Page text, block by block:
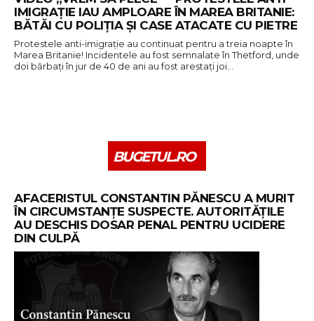
IMIGRAȚIE IAU AMPLOARE ÎN MAREA BRITANIE:
BĂTĂI CU POLIȚIA ȘI CASE ATACATE CU PIETRE
Protestele anti-imigrație au continuat pentru a treia noapte în
Marea Britanie! Incidentele au fost semnalate în Thetford, unde
doi bărbați în jur de 40 de ani au fost arestați joi…
BUGETUL.RO
AFACERISTUL CONSTANTIN PĂNESCU A MURIT
ÎN CIRCUMSTANȚE SUSPECTE. AUTORITĂȚILE
AU DESCHIS DOSAR PENAL PENTRU UCIDERE
DIN CULPĂ